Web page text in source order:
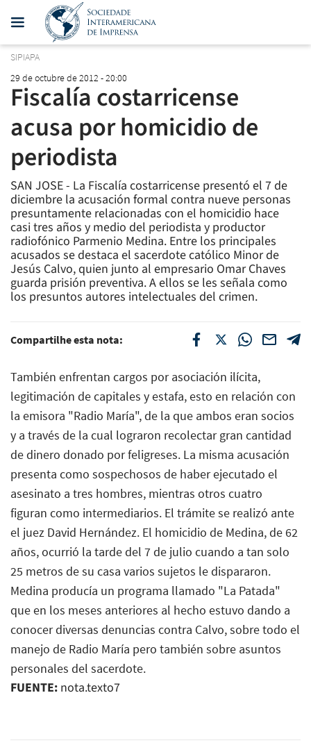
SIPIAPA
29 de octubre de 2012 - 20:00
Fiscalía costarricense
acusa por homicidio de
periodista
SAN JOSE - La Fiscalía costarricense presentó el 7 de
diciembre la acusación formal contra nueve personas
presuntamente relacionadas con el homicidio hace
casi tres años y medio del periodista y productor
radiofónico Parmenio Medina. Entre los principales
acusados se destaca el sacerdote católico Minor de
Jesús Calvo, quien junto al empresario Omar Chaves
guarda prisión preventiva. A ellos se les señala como
los presuntos autores intelectuales del crimen.
Compartilhe esta nota:
También enfrentan cargos por asociación ilícita,
legitimación de capitales y estafa, esto en relación con
la emisora "Radio María", de la que ambos eran socios
y a través de la cual lograron recolectar gran cantidad
de dinero donado por feligreses. La misma acusación
presenta como sospechosos de haber ejecutado el
asesinato a tres hombres, mientras otros cuatro
figuran como intermediarios. El trámite se realizó ante
el juez David Hernández. El homicidio de Medina, de 62
años, ocurrió la tarde del 7 de julio cuando a tan solo
25 metros de su casa varios sujetos le dispararon.
Medina producía un programa llamado "La Patada"
que en los meses anteriores al hecho estuvo dando a
conocer diversas denuncias contra Calvo, sobre todo el
manejo de Radio María pero también sobre asuntos
personales del sacerdote.
FUENTE: nota.texto7